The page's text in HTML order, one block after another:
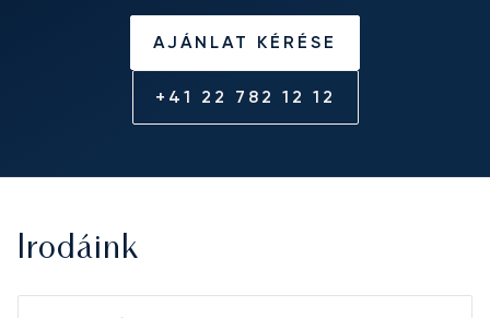
AJÁNLAT KÉRÉSE
+41 22 782 12 12
Irodáink